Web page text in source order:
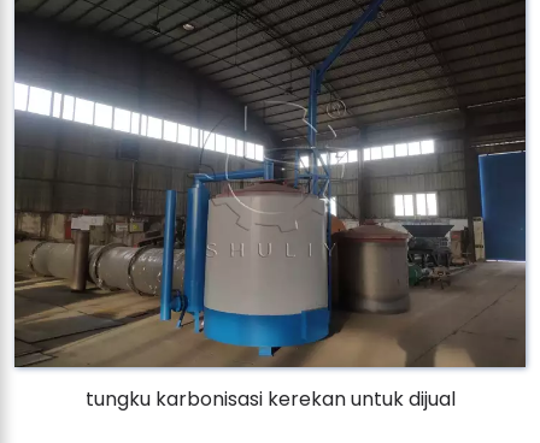
tungku karbonisasi kerekan untuk dijual